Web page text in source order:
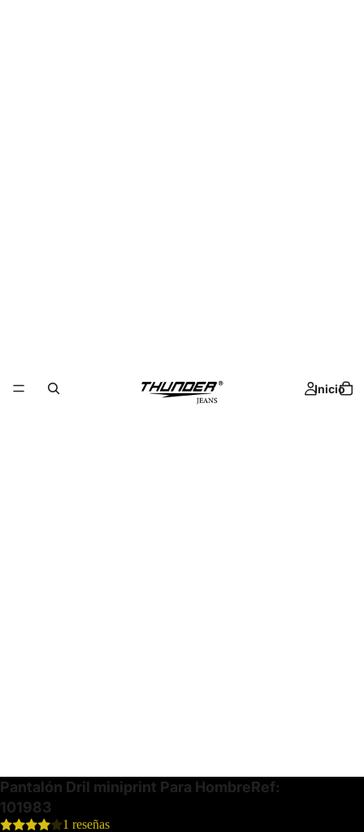
Inicio
Pantalón Dril miniprint Para HombreRef:
101983
1 reseñas